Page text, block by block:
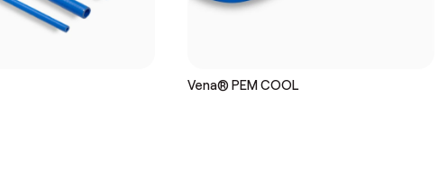
Vena® PEM COOL